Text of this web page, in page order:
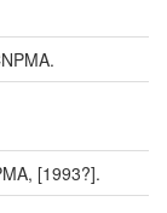
[1993?].